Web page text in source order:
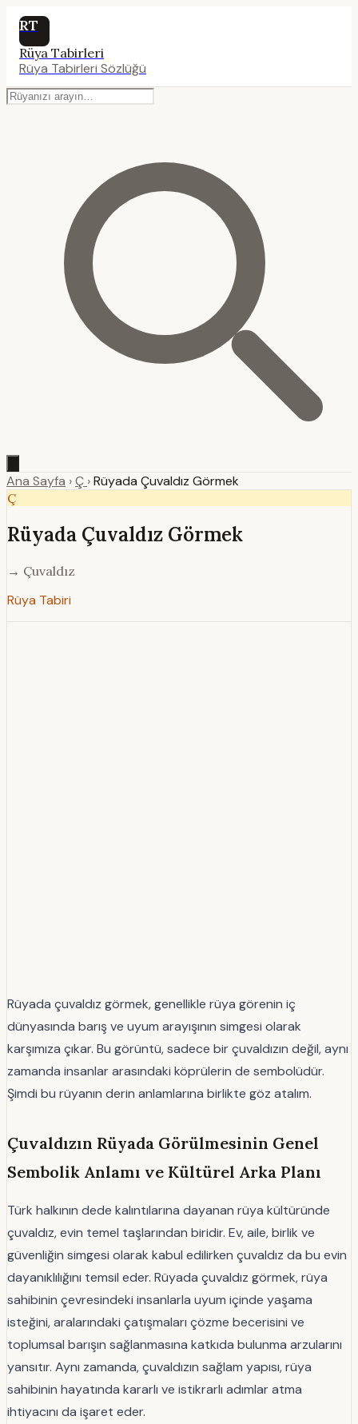
RT
Rüya Tabirleri
Rüya Tabirleri Sözlüğü
Ana Sayfa ›Ç ›Rüyada Çuvaldız Görmek
Ç
Rüyada Çuvaldız Görmek
→ Çuvaldız
Rüya Tabiri
Rüyada çuvaldız görmek, genellikle rüya görenin iç
dünyasında barış ve uyum arayışının simgesi olarak
karşımıza çıkar. Bu görüntü, sadece bir çuvaldızın değil, aynı
zamanda insanlar arasındaki köprülerin de sembolüdür.
Şimdi bu rüyanın derin anlamlarına birlikte göz atalım.
Çuvaldızın Rüyada Görülmesinin Genel
Sembolik Anlamı ve Kültürel Arka Planı
Türk halkının dede kalıntılarına dayanan rüya kültüründe
çuvaldız, evin temel taşlarından biridir. Ev, aile, birlik ve
güvenliğin simgesi olarak kabul edilirken çuvaldız da bu evin
dayanıklılığını temsil eder. Rüyada çuvaldız görmek, rüya
sahibinin çevresindeki insanlarla uyum içinde yaşama
isteğini, aralarındaki çatışmaları çözme becerisini ve
toplumsal barışın sağlanmasına katkıda bulunma arzularını
yansıtır. Aynı zamanda, çuvaldızın sağlam yapısı, rüya
sahibinin hayatında kararlı ve istikrarlı adımlar atma
ihtiyacını da işaret eder.